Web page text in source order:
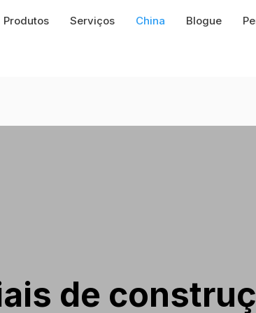
Produtos Serviços China Blogue
de